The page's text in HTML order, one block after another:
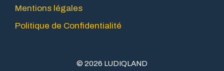
Mentions légales
Politique de Confidentialité
© 2026 LUDIQLAND